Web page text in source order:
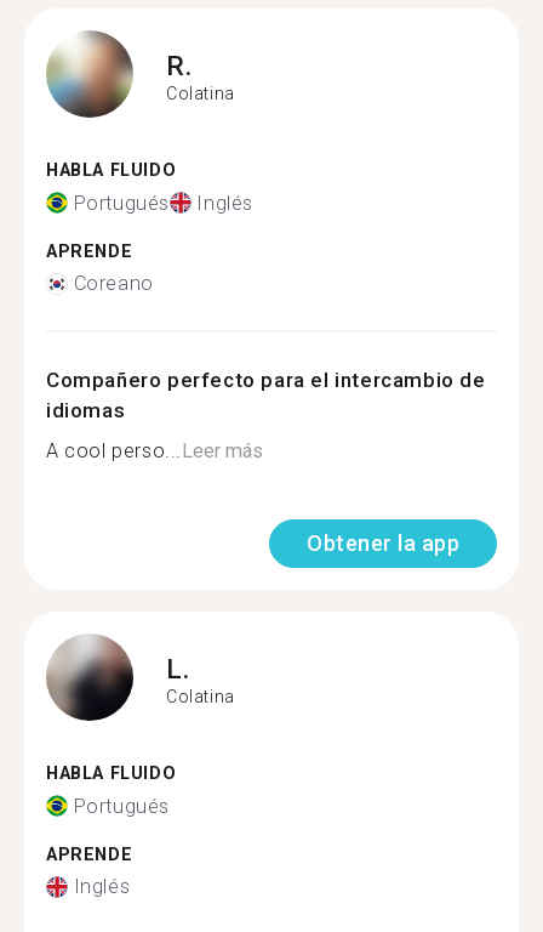
R.
Colatina
HABLA FLUIDO
Portugués Inglés
APRENDE
Coreano
Compañero perfecto para el intercambio de
idiomas
A cool perso...Leer más
Obtener la app
L.
Colatina
HABLA FLUIDO
Portugués
APRENDE
Inglés